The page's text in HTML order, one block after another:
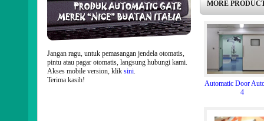
Jangan ragu, untuk pemasangan jendela otomatis,
pintu atau pagar otomatis, langsung hubungi kami.
Akses mobile version, klik sini.
Terima kasih!
MORE
Automatic Door
4